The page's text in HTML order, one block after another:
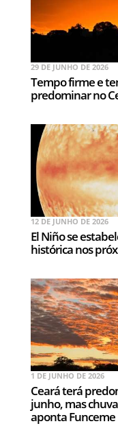
29 DE JUNHO DE 2026
Tempo firme e
predominar no
12 DE JUNHO DE 2026
El Niño se
histórica nos
1 DE JUNHO DE 2026
Ceará terá
junho, mas
aponta Funceme